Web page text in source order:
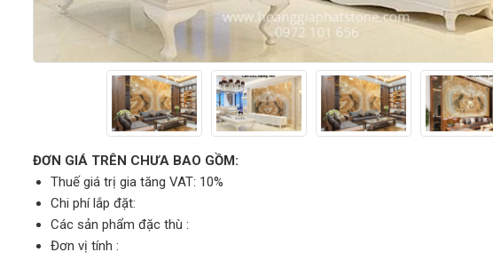
ĐƠN GIÁ TRÊN CHƯA BAO GỒM:
Thuế giá trị gia tăng VAT: 10%
Chi phí lắp đặt:
Các sản phẩm đặc thù :
Đơn vị tính :